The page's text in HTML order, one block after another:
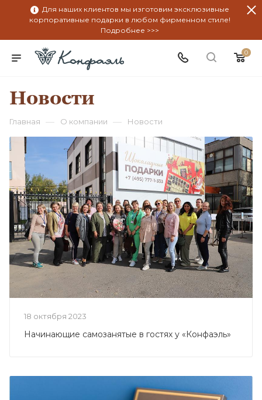
Для наших клиентов мы изготовим эксклюзивные
корпоративные подарки в любом фирменном стиле!
Подробнее >>>
0
Новости
Главная — О компании — Новости
18 октября 2023
Начинающие самозанятые в гостях у «Конфаэль»